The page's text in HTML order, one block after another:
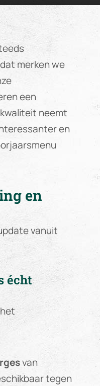
merken we
een
neemt
en
en
vanuit
écht
van
tegen